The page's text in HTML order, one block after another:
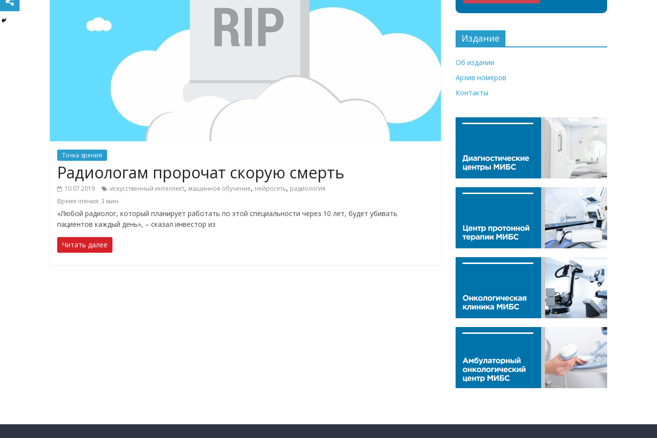
Точка зрения
Радиологам пророчат скорую смерть
10.07.2019 искусственный интеллект, машинное обучение, нейросеть, радиология
Время чтения: 3 мин.
«Любой радиолог, который планирует работать по этой специальности через 10 лет, будет убивать
пациентов каждый день», – сказал инвестор из
Читать далее
Издание
Об издании
Архив номеров
Контакты